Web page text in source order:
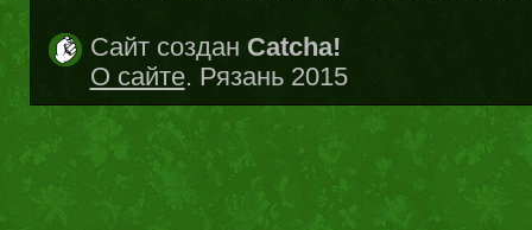
Сайт создан Catcha!
О сайте. Рязань 2015